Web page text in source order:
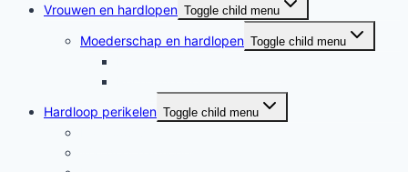
Vrouwen en hardlopen Toggle child menu
Moederschap en hardlopen Toggle child menu
Hardloop perikelen Toggle child menu